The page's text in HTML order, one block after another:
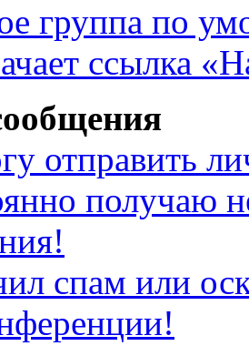
группа по
ссылка
отправить
получаю
спам или